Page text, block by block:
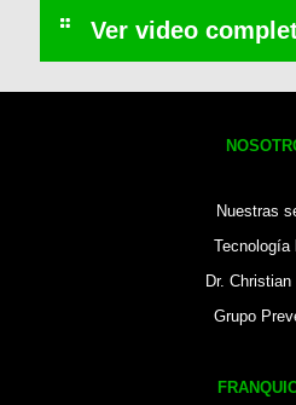
Nuestras
Tecnología
Dr. Christian
Grupo